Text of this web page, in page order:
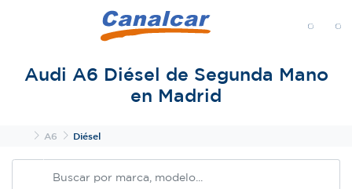
Audi A6 Diésel de Segunda Mano
en Madrid
Inicio
A6 Diésel